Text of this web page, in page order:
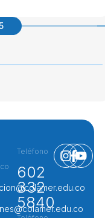
Teléfono
602
332
5840